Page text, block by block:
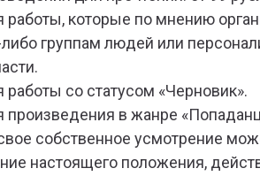
которые по мнению
группам людей или
со статусом «Черновик».
в жанре
собственное усмотрение
настоящего положения,